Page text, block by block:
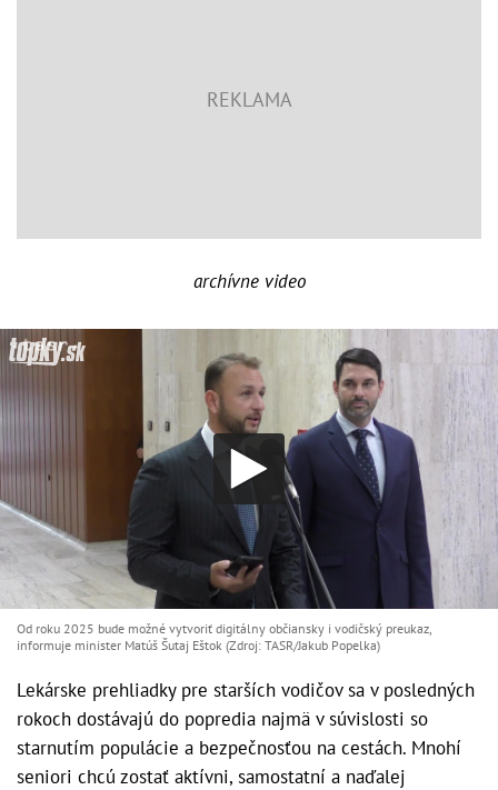
archívne video
Od roku 2025 bude možné vytvoriť digitálny občiansky i vodičský preukaz,
informuje minister Matúš Šutaj Eštok (Zdroj: TASR/Jakub Popelka)
Lekárske prehliadky pre starších vodičov sa v posledných
rokoch dostávajú do popredia najmä v súvislosti so
starnutím populácie a bezpečnosťou na cestách. Mnohí
seniori chcú zostať aktívni, samostatní a naďalej